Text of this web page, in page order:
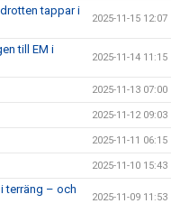
tappar i
2025-11-15 12:07
till EM i
2025-11-14 11:15
2025-11-13 07:00
2025-11-12 09:03
2025-11-11 06:15
2025-11-10 15:43
terräng – och
2025-11-09 11:53